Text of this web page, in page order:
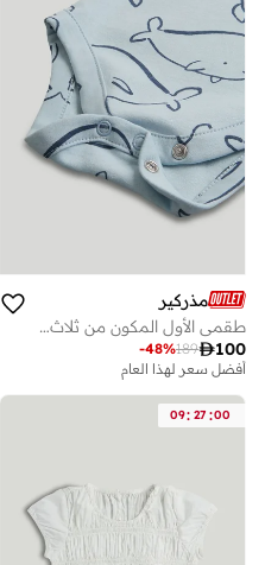
مذركير
طقمي الأول المكون من ثلاث قطع
100
189
-48%
أفضل سعر لهذا العام
09: 27 :00